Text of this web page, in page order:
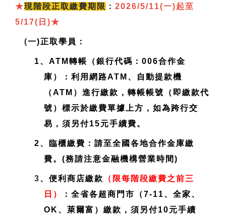
★現階段正取繳費期限 ： 2026/5/11(一)起至
5/17(日)★
(一)正取學員：
1、ATM轉帳（銀行代碼：006合作金
庫）：利用網路ATM、自動提款機
（ATM）進行繳款，轉帳帳號（即繳款代
號）標示於繳費單據上方，如為跨行交
易，須另付15元手續費。
2、臨櫃繳費：請至全國各地合作金庫繳
費。(務請注意金融機構營業時間)
3、便利商店繳款
（限每階段繳費之前三
日）
：全省各超商門市（7-11、全家、
OK、萊爾富）繳款，須另付10元手續